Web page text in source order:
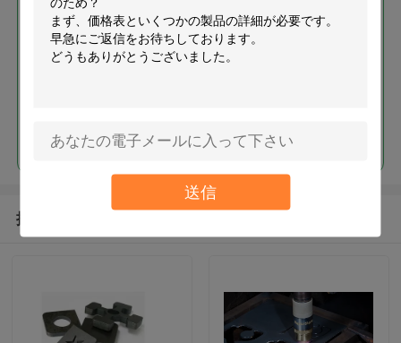
送信
めっきする部品を切る耐久の薄
板金レーザー
続行
推薦されたプロダクト